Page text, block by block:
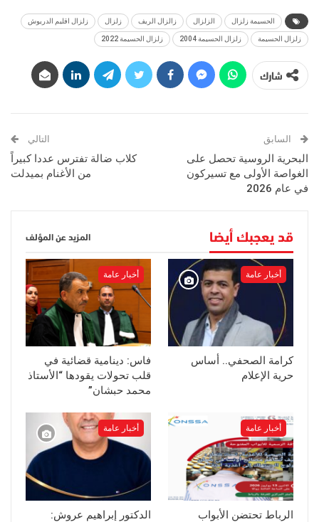
الحسيمة زلزال الزلزال زالزال الريف زلزال زلزال اقليم الدريوش
زلزال الحسيمة زلزال الحسيمة 2004 زلزال الحسيمة 2022
شارك
السابق
البحرية الروسية تحصل على
الغواصة الأولى مع تسيركون
في عام 2026
التالي
كلاب ضالة تفترس عددا كبيراً
من الأغنام بميدلت
قد يعجبك أيضا المزيد عن المؤلف
أخبار عامة
كرامة الصحفي.. أساس
حرية الإعلام
أخبار عامة
فاس: دينامية قضائية في
قلب تحولات يقودها “الأستاذ
محمد حبشان”
أخبار عامة
الرباط تحتضن الأبواب
أخبار عامة
الدكتور إبراهيم عروش: